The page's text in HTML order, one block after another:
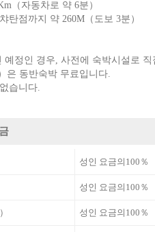
（자동차로 약 6분）
탄점까지 약 260M（도보 3분）
예정인 경우, 사전에 숙박시설로
은 동반숙박 무료입니다.
습니다.
성인 요금의100％
성인 요금의100％
성인 요금의100％